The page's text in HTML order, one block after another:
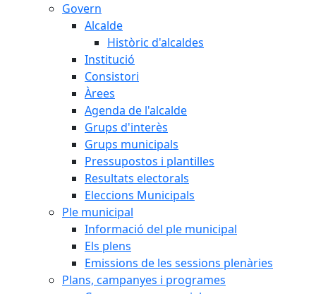
Govern
Alcalde
Històric d'alcaldes
Institució
Consistori
Àrees
Agenda de l'alcalde
Grups d'interès
Grups municipals
Pressupostos i plantilles
Resultats electorals
Eleccions Municipals
Ple municipal
Informació del ple municipal
Els plens
Emissions de les sessions plenàries
Plans, campanyes i programes